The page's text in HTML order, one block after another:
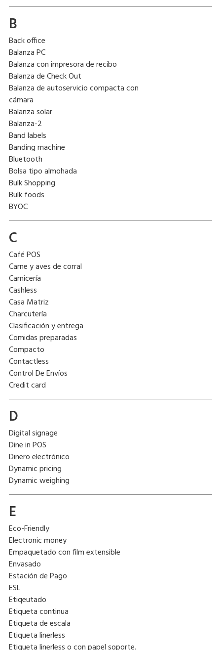
B
Back office
Balanza PC
Balanza con impresora de recibo
Balanza de Check Out
Balanza de autoservicio compacta con
cámara
Balanza solar
Balanza-2
Band labels
Banding machine
Bluetooth
Bolsa tipo almohada
Bulk Shopping
Bulk foods
BYOC
C
Café POS
Carne y aves de corral
Carnicería
Cashless
Casa Matriz
Charcutería
Clasificación y entrega
Comidas preparadas
Compacto
Contactless
Control De Envíos
Credit card
D
Digital signage
Dine in POS
Dinero electrónico
Dynamic pricing
Dynamic weighing
E
Eco-Friendly
Electronic money
Empaquetado con film extensible
Envasado
Estación de Pago
ESL
Etiqeutado
Etiqueta continua
Etiqueta de escala
Etiqueta linerless